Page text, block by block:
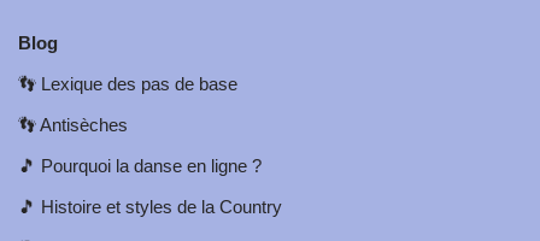
Blog
👣 Lexique des pas de base
👣Antisèches
🎵 Pourquoi la danse en ligne ?
🎵 Histoire et styles de la Country